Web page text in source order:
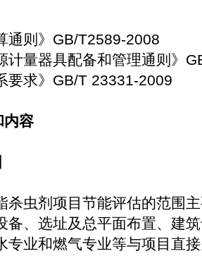
通则》GB/T2589-2008
计量器具配备和管理通则》
要求》GB/T 23331-2009
内容
虫剂项目节能评估的范围主
备、选址及总平面布置、建
专业和燃气专业等与项目直